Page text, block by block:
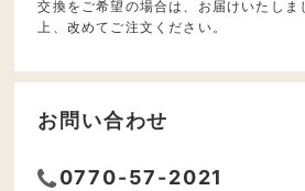
交換をご希望の場合は、お届けいたしま
上、改めてご注文ください。
お問い合わせ
0770-57-2021